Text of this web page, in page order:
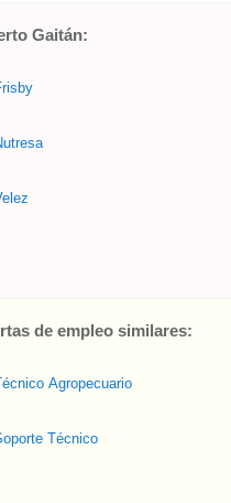
Gaitán:
de empleo similares:
Agropecuario
Técnico